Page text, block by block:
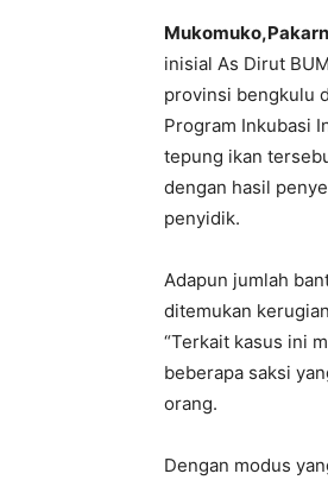
inisial As Dirut
provinsi bengkulu
Program Inkubasi
tepung ikan
dengan hasil
penyidik.
Adapun jumlah
ditemukan
“Terkait kasus ini
beberapa saksi
orang.
Dengan modus